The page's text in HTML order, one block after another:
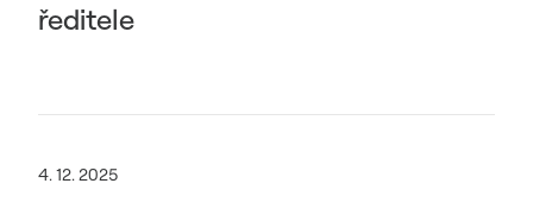
ředitele
4. 12. 2025